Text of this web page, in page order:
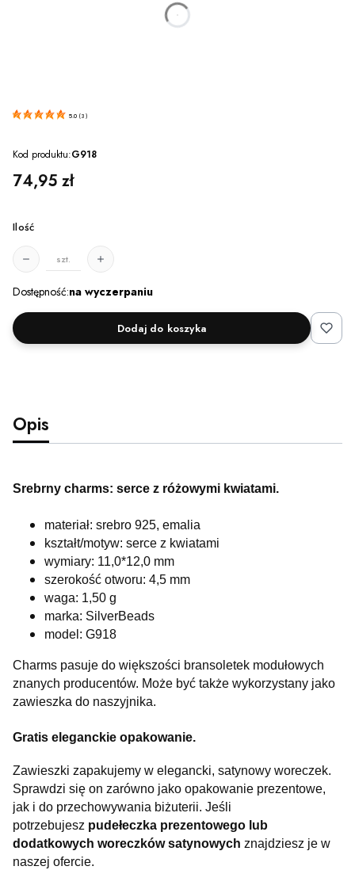
godzin
5.0 (3 )
Kod produktu:G918
Cena
74,95 zł
Ilość
szt.
Dostępność:na wyczerpaniu
Dodaj do koszyka
Opis
Srebrny charms: serce z różowymi kwiatami.
materiał: srebro 925, emalia
kształt/motyw: serce z kwiatami
wymiary: 11,0*12,0 mm
szerokość otworu: 4,5 mm
waga: 1,50 g
marka: SilverBeads
model: G918
Charms pasuje do większości bransoletek modułowych
znanych producentów. Może być także wykorzystany jako
zawieszka do naszyjnika.
Gratis eleganckie opakowanie.
Zawieszki zapakujemy w elegancki, satynowy woreczek.
Sprawdzi się on zarówno jako opakowanie prezentowe,
jak i do przechowywania biżuterii. Jeśli
potrzebujesz pudełeczka prezentowego lub
dodatkowych woreczków satynowych znajdziesz je w
naszej ofercie.